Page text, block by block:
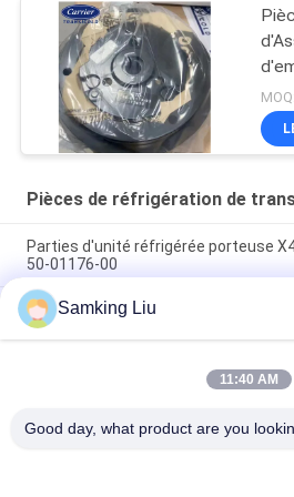
Pièces de réfrigération de
Parties d'unité réfrigérée porteuse
50-01176-00
50-01171-21 Embrayage pour le
Supra 1250 1150 1050 950U 950MT
1250MT
50-01165-20 Kit de réparation de
Samking Liu
11:40 AM
Good day, what product are you